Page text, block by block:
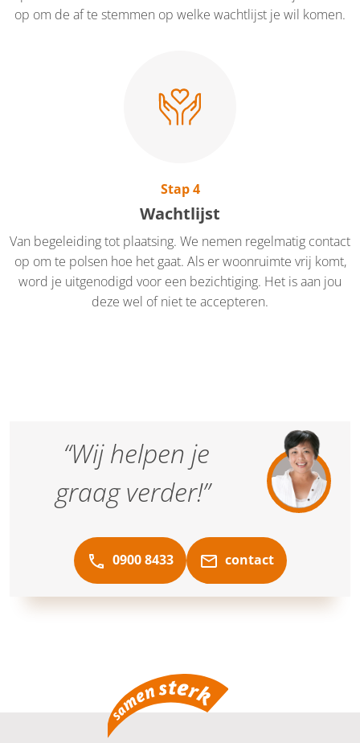
op om de af te stemmen op welke wachtlijst je wil komen.
Stap 4
Wachtlijst
Van begeleiding tot plaatsing. We nemen regelmatig contact
op om te polsen hoe het gaat. Als er woonruimte vrij komt,
word je uitgenodigd voor een bezichtiging. Het is aan jou
deze wel of niet te accepteren.
“Wij helpen je
graag verder!”
0900 8433 contact